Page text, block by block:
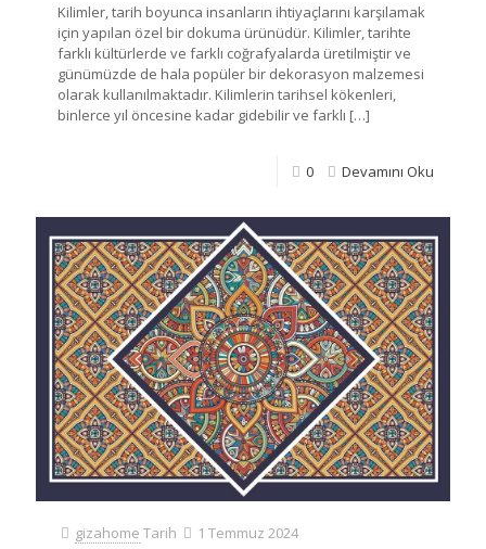
Kilimler, tarih boyunca insanların ihtiyaçlarını karşılamak
için yapılan özel bir dokuma ürünüdür. Kilimler, tarihte
farklı kültürlerde ve farklı coğrafyalarda üretilmiştir ve
günümüzde de hala popüler bir dekorasyon malzemesi
olarak kullanılmaktadır. Kilimlerin tarihsel kökenleri,
binlerce yıl öncesine kadar gidebilir ve farklı […]
0 Devamını Oku
gizahome Tarih 1 Temmuz 2024